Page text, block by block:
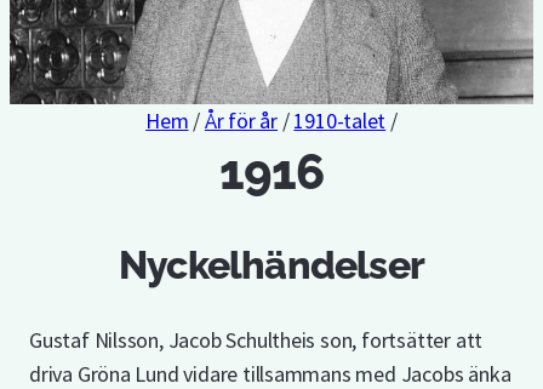
Hem /År för år /1910-talet /
1916
Nyckelhändelser
Gustaf Nilsson, Jacob Schultheis son, fortsätter att
driva Gröna Lund vidare tillsammans med Jacobs änka